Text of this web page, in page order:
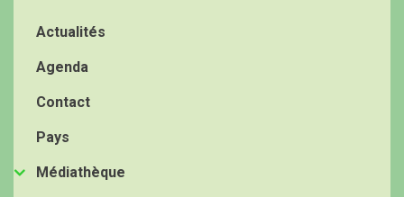
Actualités
Agenda
Contact
Pays
Médiathèque